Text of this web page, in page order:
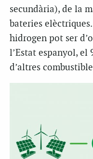
secundària), de la
bateries
hidrogen pot ser
l’Estat espanyol, el
d’altres